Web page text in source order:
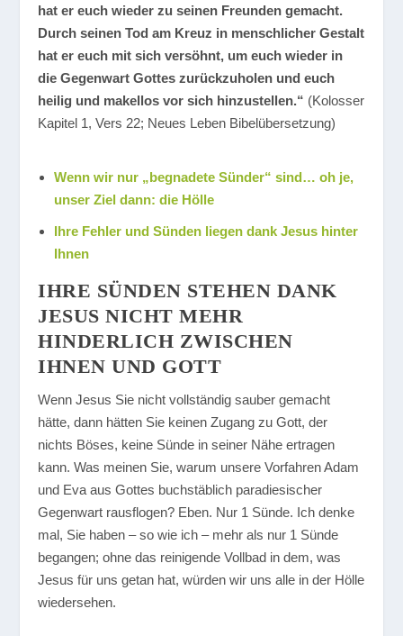
hat er euch wieder zu seinen Freunden gemacht.
Durch seinen Tod am Kreuz in menschlicher Gestalt
hat er euch mit sich versöhnt, um euch wieder in
die Gegenwart Gottes zurückzuholen und euch
heilig und makellos vor sich hinzustellen.“ (Kolosser
Kapitel 1, Vers 22; Neues Leben Bibelübersetzung)
Wenn wir nur „begnadete Sünder“ sind… oh je,
unser Ziel dann: die Hölle
Ihre Fehler und Sünden liegen dank Jesus hinter
Ihnen
IHRE SÜNDEN STEHEN DANK
JESUS NICHT MEHR
HINDERLICH ZWISCHEN
IHNEN UND GOTT
Wenn Jesus Sie nicht vollständig sauber gemacht
hätte, dann hätten Sie keinen Zugang zu Gott, der
nichts Böses, keine Sünde in seiner Nähe ertragen
kann. Was meinen Sie, warum unsere Vorfahren Adam
und Eva aus Gottes buchstäblich paradiesischer
Gegenwart rausflogen? Eben. Nur 1 Sünde. Ich denke
mal, Sie haben – so wie ich – mehr als nur 1 Sünde
begangen; ohne das reinigende Vollbad in dem, was
Jesus für uns getan hat, würden wir uns alle in der Hölle
wiedersehen.